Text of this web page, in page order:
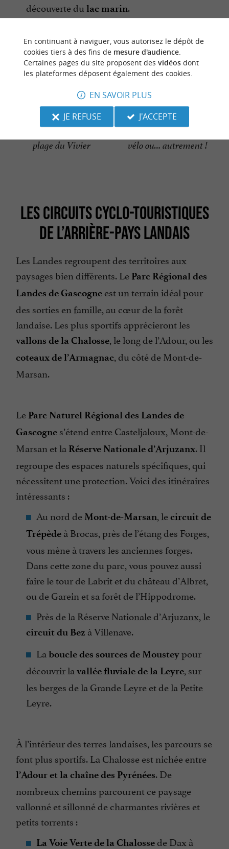
découverte du lac marin.
Vélo à Biscarrosse,
plage du Vivier
Les sentiers côtiers, à
vélo ou… autrement !
LES CIRCUITS CYCLO-TOURISTIQUES
DE L’ARRIÈRE-PAYS LANDAIS
Les Landes regroupent des territoires aux
paysages bien différents. Le Parc Régional des
Landes de Gascogne est un terrain idéal pour
des sorties en famille, au cœur de la forêt
landaise. Les plus sportifs apprécieront les
vallons de la Chalosse, le long de l’Adour, ou les
coteaux de l’Armagnac, du côté de Mont-de-
Marsan.
Le Parc Naturel Régional des Landes de
Gascogne s’étend entre Casteljaloux, Mont-de-
Marsan et la Réserve Nationale d’Arjuzanx. Il
regroupe des espaces naturels spécifiques, qui
nécessitent une protection. Voici des itinéraires
intéressants :
Au nord de Mont-de-Marsan, lecircuit de
Trépède à Brocas, près de l’étang des Forges,
vous mène à travers les anciennes forges.
Dans cette zone du parc, vous pouvez aussi
faire le tour de Labrit et du château d’Albret,
ou de Garein et sa forêt de l’Hippodrome.
Près de la Réserve Nationale d’Arjuzanx, le
circuit du Bez à Villenave.
La boucle des sources de Mousteypour
découvrir la vallée fluviale de la Leyre, sur
les berges de la Grande Leyre et de la Petite
Leyre.
À l’intérieur des terres landaises, les parcours se
font plus sportifs. La Chalosse est nichée entre
l’Adour et la chaîne des Pyrénées. De
nombreux chemins parcourent ce paysage
vallonné et sillonné de charmantes rivières et
petits torrents :
La Voie Verte de la Chalossede Dax à
En continuant à naviguer, vous autorisez le dépôt de
cookies tiers à des fins de mesure d'audience.
Certaines pages du site proposent des vidéosdont
les plateformes déposent également des cookies.
EN SAVOIR PLUS
JE REFUSE
J'ACCEPTE